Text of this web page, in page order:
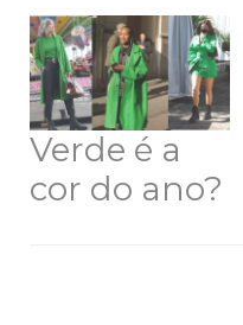
Verde é a
cor do ano?